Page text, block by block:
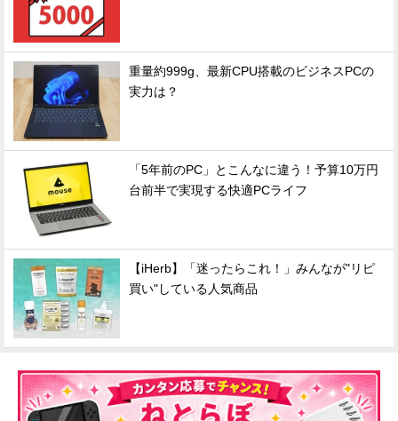
重量約999g、最新CPU搭載のビジネスPCの
実力は？
「5年前のPC」とこんなに違う！予算10万円
台前半で実現する快適PCライフ
【iHerb】「迷ったらこれ！」みんなが"リピ
買い"している人気商品